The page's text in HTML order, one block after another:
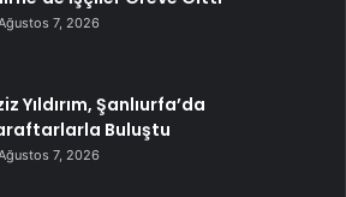
7, 2026
Yıldırım, Şanlıurfa’da
Buluştu
7, 2026